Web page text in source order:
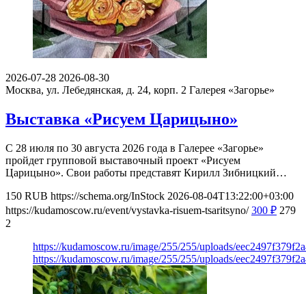
2026-07-28 2026-08-30
Москва, ул. Лебедянская, д. 24, корп. 2 Галерея «Загорье»
Выставка «Рисуем Царицыно»
С 28 июля по 30 августа 2026 года в Галерее «Загорье»
пройдет групповой выставочный проект «Рисуем
Царицыно». Свои работы представят Кирилл Зибницкий…
150 RUB https://schema.org/InStock 2026-08-04T13:22:00+03:00
https://kudamoscow.ru/event/vystavka-risuem-tsaritsyno/ 300 ₽ 279
2
https://kudamoscow.ru/image/255/255/uploads/
https://kudamoscow.ru/image/255/255/uploads/